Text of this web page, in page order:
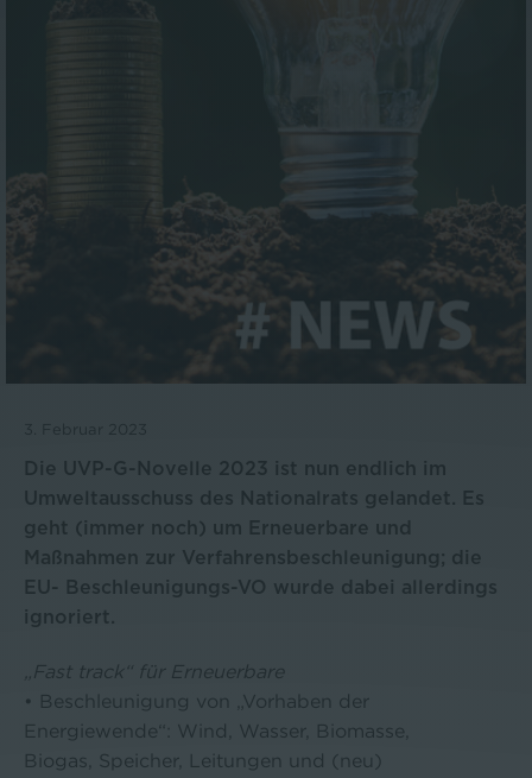
3. Februar 2023
Die UVP-G-Novelle 2023 ist nun endlich im
Umweltausschuss des Nationalrats gelandet. Es
geht (immer noch) um Erneuerbare und
Maßnahmen zur Verfahrensbeschleunigung; die
EU- Beschleunigungs-VO wurde dabei allerdings
ignoriert.
„Fast track“ für Erneuerbare
• Beschleunigung von „Vorhaben der
Energiewende“: Wind, Wasser, Biomasse,
Biogas, Speicher, Leitungen und (neu)